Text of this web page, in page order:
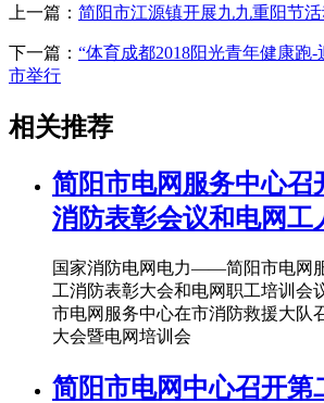
上一篇： 简阳市江源镇开展九九重阳节
下一篇： “体育成都2018阳光青年健康跑-
市举行
相关推荐
简阳市电网服务中心召
消防表彰会议和电网工
国家消防电网电力——简阳市电网
工消防表彰大会和电网职工培训会
市电网服务中心在市消防救援大队
大会暨电网培训会
简阳市电网中心召开第